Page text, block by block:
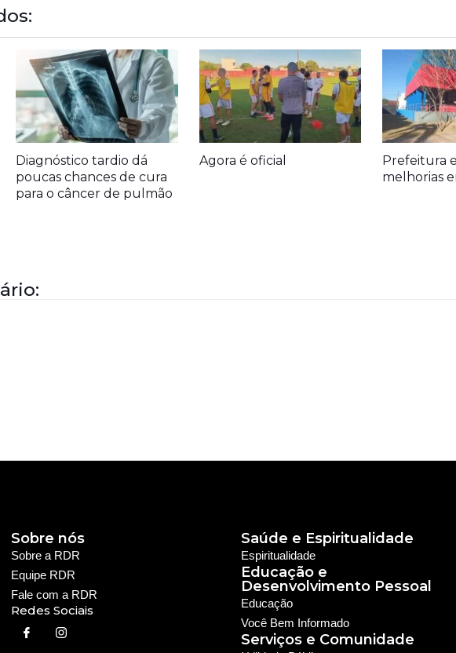
Diagnóstico tardio dá
poucas chances de cura
para o câncer de pulmão
Agora é oficial
Prefeitura
melhorias
Sobre a RDR
Equipe RDR
Fale com a RDR
Redes Sociais
Sobre nós Saúde e Espiritualidade
Espiritualidade
Educação e
Desenvolvimento Pessoal
Educação
Você Bem Informado
Serviços e Comunidade